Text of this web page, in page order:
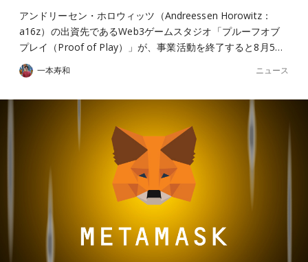
アンドリーセン・ホロウィッツ（Andreessen Horowitz：
a16z）の出資先であるWeb3ゲームスタジオ「プルーフオブ
プレイ（Proof of Play）」が、事業活動を終了すると8月5…
一本寿和 ニュース